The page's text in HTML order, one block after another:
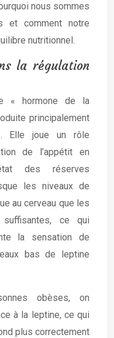
nous sommes
et comment notre
nutritionnel.
la régulation
« hormone de la
principalement
Elle joue un rôle
de l’appétit en
des réserves
les niveaux de
au cerveau que les
ce qui
la sensation de
bas de leptine
obèses, on
à la leptine, ce qui
plus correctement